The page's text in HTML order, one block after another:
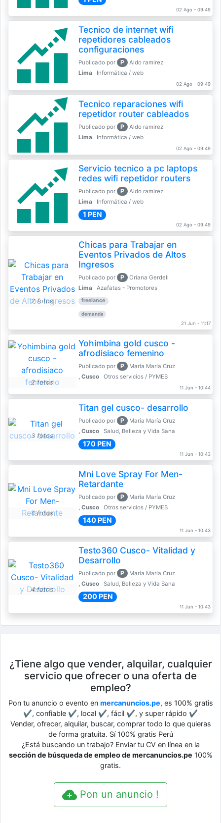
02 Ago - 09:49
Tecnico de internet wifi
repetidores cableados
configuraciones
Publicado por P
Aldo ramirez
Lima
Informática / web
02 Ago - 09:49
Tecnico reparaciones wifi
repetidor router cableados
Publicado por P
Aldo ramirez
Lima
Informática / web
02 Ago - 09:49
Servicio tecnico a pc laptops
redes wifi repetidor routers
Publicado por P
Aldo ramirez
Lima
Informática / web
1 PEN
02 Ago - 09:49
2 fotos
Chicas para Trabajar en
Eventos Privados de Altos
Ingresos
Publicado por P
Oriana Gerdell
Lima
Azafatas - Promotores
freelance
demanda
21 Jun - 11:17
2 fotos
Yohimbina gold cusco -
afrodisiaco femenino
Publicado por P
María María Cruz
, Cusco
Otros servicios / PYMES
11 Jun - 10:44
3 fotos
Titan gel cusco- desarrollo
Publicado por P
María María Cruz
, Cusco
Salud, Belleza y Vida Sana
170 PEN
11 Jun - 10:43
4 fotos
Mni Love Spray For Men-
Retardante
Publicado por P
María María Cruz
, Cusco
Otros servicios / PYMES
140 PEN
11 Jun - 10:43
4 fotos
Testo360 Cusco- Vitalidad y
Desarrollo
Publicado por P
María María Cruz
, Cusco
Salud, Belleza y Vida Sana
200 PEN
11 Jun - 10:43
¿Tiene algo que vender, alquilar, cualquier
servicio que ofrecer o una oferta de
empleo?
Pon tu anuncio o evento en mercanuncios.pe, es 100% gratis
✔, confiable ✔, local ✔, fácil ✔, y super rápido ✔
Vender, ofrecer, alquilar, buscar, comprar todo lo que quieras
de forma gratuita. Sí 100% gratis Perú
¿Está buscando un trabajo? Enviar tu CV en línea en la
sección de búsqueda de empleo de mercanuncios.pe 100%
gratis.
Pon un anuncio !